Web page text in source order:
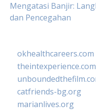
Mengatasi Banjir:
dan Pencegahan
okhealthcareers.com
theintexperience.com
catfriends-bg.org
marianlives.org